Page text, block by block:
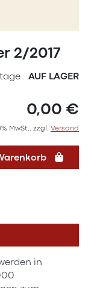
2/2017
AUF LAGER
0,00 €
MwSt., zzgl. Versand
in